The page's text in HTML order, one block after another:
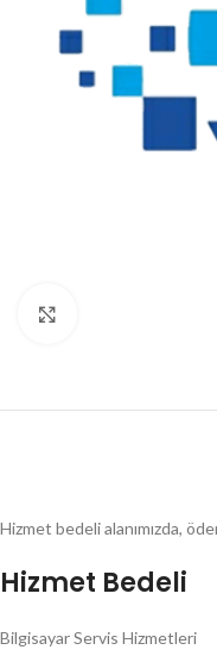
Hizmet bedeli alanımızda,
Hizmet Bedeli
Bilgisayar Servis Hizmetleri